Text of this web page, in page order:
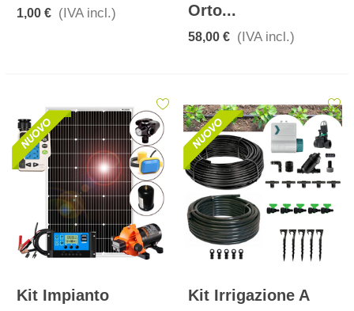
1,00 € (IVA incl.)
Orto...
58,00 € (IVA incl.)
Kit Impianto
Kit Irrigazione A